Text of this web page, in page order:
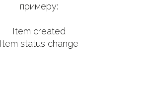
примеру:
Item created
Item status change